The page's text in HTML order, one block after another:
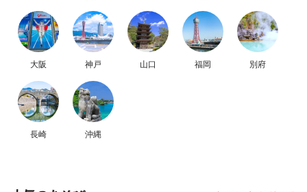
大阪 神戸 山口 福岡 別府
長崎 沖縄